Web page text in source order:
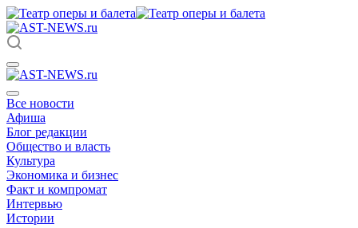
Все новости
Афиша
Блог редакции
Общество и власть
Культура
Экономика и бизнес
Факт и компромат
Интервью
Истории